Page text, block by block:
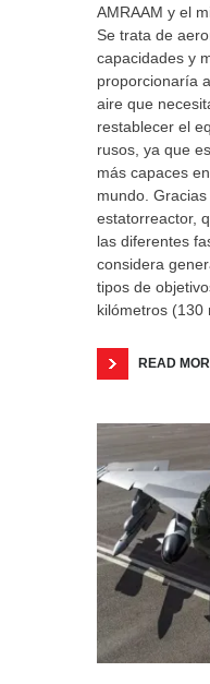
AMRAAM y el
Se trata de
capacidades y
proporcionaría
aire que
restablecer el
rusos, ya que
más capaces
mundo.
estatorreactor,
las diferentes
considera
tipos de
kilómetros (130
READ